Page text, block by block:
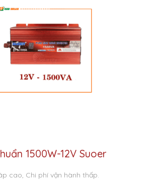
1500W-12V Suoer
cao, Chi phí vận hành thấp.